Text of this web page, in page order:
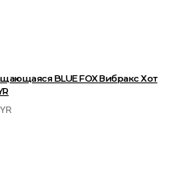
BLUE FOX Вибракс Хот